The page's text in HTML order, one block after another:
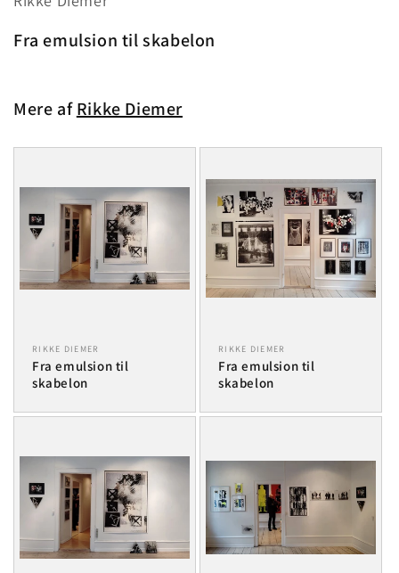
Fra emulsion til skabelon
Mere afRikke Diemer
RIKKE DIEMER
Fra emulsion til
skabelon
RIKKE DIEMER
Fra emulsion til
skabelon